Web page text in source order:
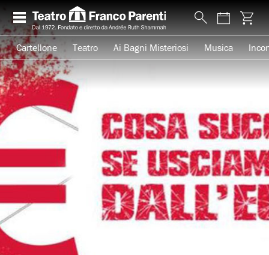
Cartellone Teatro Ai Bagni Misteriosi Musica